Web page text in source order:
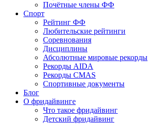
Почётные члены ФФ
Спорт
Рейтинг ФФ
Любительские рейтинги
Соревнования
Дисциплины
Абсолютные мировые рекорды
Рекорды AIDA
Рекорды CMAS
Спортивные документы
Блог
О фридайвинге
Что такое фридайвинг
Детский фридайвинг